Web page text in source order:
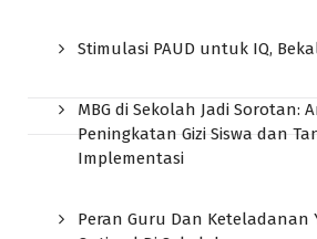
Stimulasi PAUD untuk IQ,
MBG di Sekolah Jadi Sorotan:
Peningkatan Gizi Siswa dan
Implementasi
Peran Guru Dan Keteladanan